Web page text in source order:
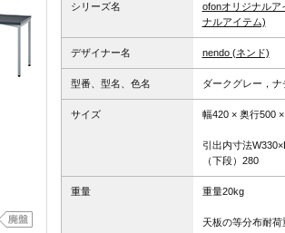
シリーズ名
ofonオリジナルア
ナルアイテム)
デザイナー名 nendo (ネンド)
型番、型名、色名 ダークグレー，
サイズ 幅420 × 奥行500
引出内寸法
（下段）280
重量 重量20kg
天板の等分布耐荷